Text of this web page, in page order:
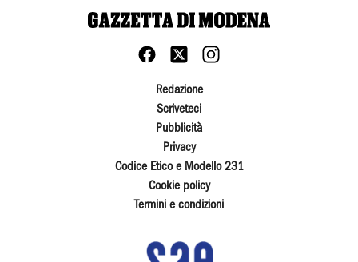
Redazione
Scriveteci
Pubblicità
Privacy
Codice Etico e Modello 231
Cookie policy
Termini e condizioni